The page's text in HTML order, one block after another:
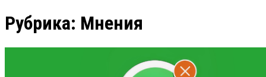
Рубрика: Мнения